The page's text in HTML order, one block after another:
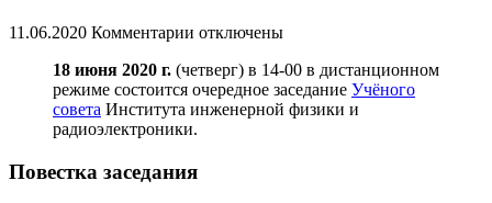
11.06.2020 Комментарии отключены
18 июня 2020 г. (четверг) в 14-00 в дистанционном
режиме состоится очередное заседание Учёного
совета Института инженерной физики и
радиоэлектроники.
Повестка заседания